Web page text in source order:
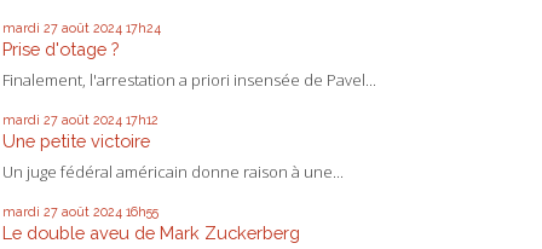
mardi 27 août 2024 17h24
Prise d'otage ?
Finalement, l'arrestation a priori insensée de Pavel...
mardi 27 août 2024 17h12
Une petite victoire
Un juge fédéral américain donne raison à une...
mardi 27 août 2024 16h55
Le double aveu de Mark Zuckerberg